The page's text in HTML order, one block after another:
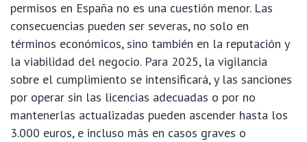
permisos en España no es una cuestión menor. Las
consecuencias pueden ser severas, no solo en
términos económicos, sino también en la reputación y
la viabilidad del negocio. Para 2025, la vigilancia
sobre el cumplimiento se intensificará, y las sanciones
por operar sin las licencias adecuadas o por no
mantenerlas actualizadas pueden ascender hasta los
3.000 euros, e incluso más en casos graves o